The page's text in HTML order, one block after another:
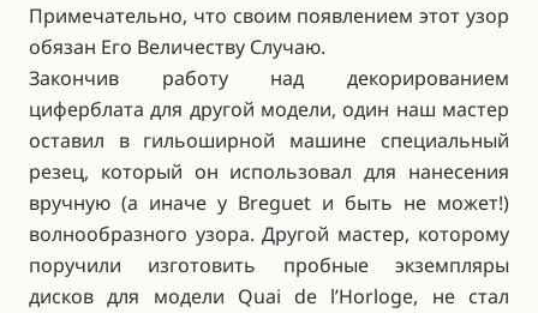
Примечательно, что своим появлением этот узор
обязан Его Величеству Случаю.
Закончив работу над декорированием
циферблата для другой модели, один наш мастер
оставил в гильоширной машине специальный
резец, который он использовал для нанесения
вручную (а иначе у Breguet и быть не может!)
волнообразного узора. Другой мастер, которому
поручили изготовить пробные экземпляры
дисков для модели Quai de l’Horloge, не стал